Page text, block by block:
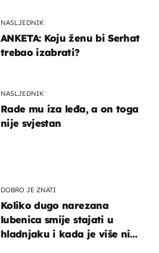
NASLJEDNIK
ANKETA: Koju ženu bi Serhat
trebao izabrati?
NASLJEDNIK
Rade mu iza leđa, a on toga
nije svjestan
DOBRO JE ZNATI
Koliko dugo narezana
lubenica smije stajati u
hladnjaku i kada je više nije